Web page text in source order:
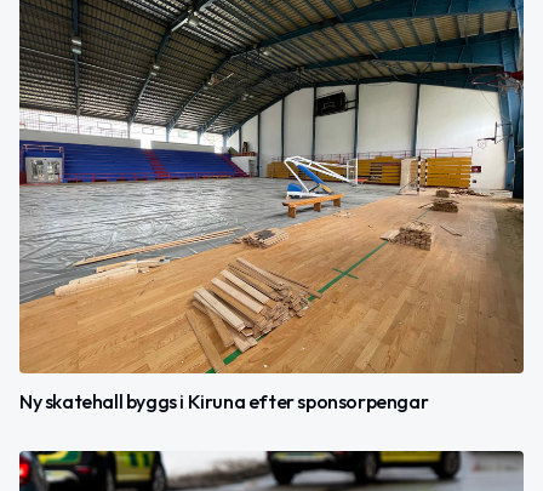
Ny skatehall byggs i Kiruna efter sponsorpengar